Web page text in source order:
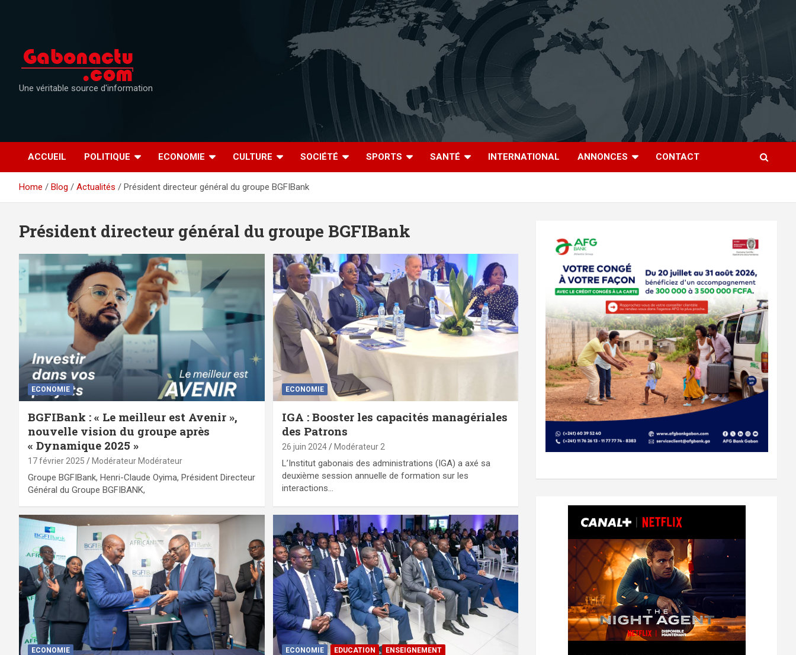
Une véritable source d'information
ACCUEIL POLITIQUE ECONOMIE CULTURE SOCIÉTÉ SPORTS SANTÉ INTERNATIONAL ANNONCES CONTACT
Home Blog Actualités Président directeur général du groupe BGFIBank
Président directeur général du groupe BGFIBank
ECONOMIE
BGFIBank : « Le meilleur est Avenir »,
nouvelle vision du groupe après
« Dynamique 2025 »
17 février 2025 Modérateur Modérateur
Groupe BGFIBank, Henri-Claude Oyima, Président Directeur
Général du Groupe BGFIBANK,
ECONOMIE
IGA : Booster les capacités managériales
des Patrons
26 juin 2024 Modérateur 2
L’Institut gabonais des administrations (IGA) a axé sa
deuxième session annuelle de formation sur les
interactions…
ECONOMIE ECONOMIE EDUCATION ENSEIGNEMENT